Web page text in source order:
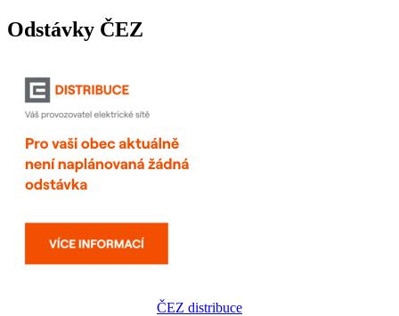
Odstávky ČEZ
ČEZ distribuce